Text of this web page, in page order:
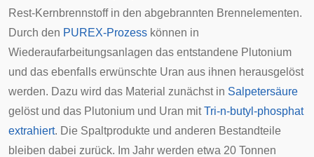
Rest-Kernbrennstoff in den abgebrannten Brennelementen.
Durch den PUREX-Prozess können in
Wiederaufarbeitungsanlagen das entstandene Plutonium
und das ebenfalls erwünschte Uran aus ihnen herausgelöst
werden. Dazu wird das Material zunächst in Salpetersäure
gelöst und das Plutonium und Uran mitTri-n-butyl-phosphat
extrahiert. Die Spaltprodukte und anderen Bestandteile
bleiben dabei zurück. Im Jahr werden etwa 20 Tonnen